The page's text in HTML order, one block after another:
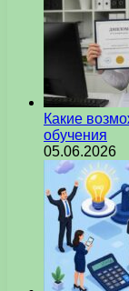
Какие
обучения
05.06.2026